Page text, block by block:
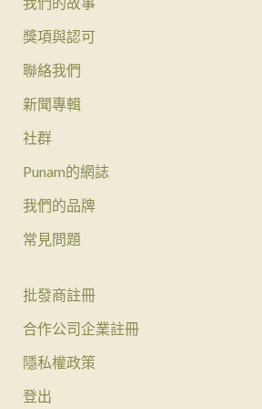
獎項與認可
聯絡我們
新聞專輯
社群
Punam的網誌
我們的品牌
常見問題
批發商註冊
合作公司企業註冊
隱私權政策
登出